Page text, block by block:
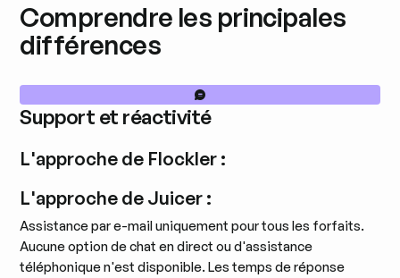
Comprendre les principales
différences
Support et réactivité
L'approche de Flockler :
L'approche de Juicer :
Assistance par e-mail uniquement pour tous les forfaits.
Aucune option de chat en direct ou d'assistance
téléphonique n'est disponible. Les temps de réponse